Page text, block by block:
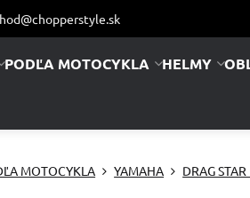
PODĽA MOTOCYKLA HELMY
MOTOCYKLA YAMAHA DRAG